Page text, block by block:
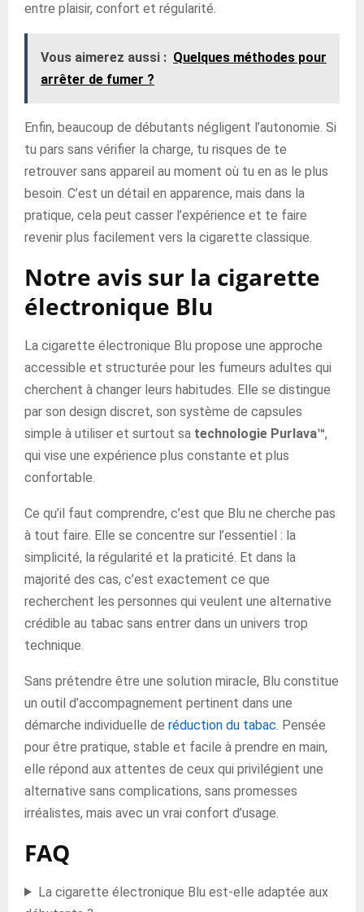
entre plaisir, confort et régularité.
Vous aimerez aussi : Quelques méthodes pour
arrêter de fumer ?
Enfin, beaucoup de débutants négligent l’autonomie. Si
tu pars sans vérifier la charge, tu risques de te
retrouver sans appareil au moment où tu en as le plus
besoin. C’est un détail en apparence, mais dans la
pratique, cela peut casser l’expérience et te faire
revenir plus facilement vers la cigarette classique.
Notre avis sur la cigarette
électronique Blu
La cigarette électronique Blu propose une approche
accessible et structurée pour les fumeurs adultes qui
cherchent à changer leurs habitudes. Elle se distingue
par son design discret, son système de capsules
simple à utiliser et surtout sa technologie Purlava™,
qui vise une expérience plus constante et plus
confortable.
Ce qu’il faut comprendre, c’est que Blu ne cherche pas
à tout faire. Elle se concentre sur l’essentiel : la
simplicité, la régularité et la praticité. Et dans la
majorité des cas, c’est exactement ce que
recherchent les personnes qui veulent une alternative
crédible au tabac sans entrer dans un univers trop
technique.
Sans prétendre être une solution miracle, Blu constitue
un outil d’accompagnement pertinent dans une
démarche individuelle de réduction du tabac . Pensée
pour être pratique, stable et facile à prendre en main,
elle répond aux attentes de ceux qui privilégient une
alternative sans complications, sans promesses
irréalistes, mais avec un vrai confort d’usage.
FAQ
La cigarette électronique Blu est-elle adaptée aux